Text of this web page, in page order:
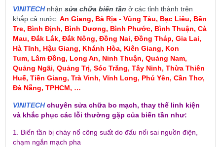
VINITECHnhận sửa chữa biến tần ở các tỉnh thành trên
khắp cả nước: An Giang, Bà Rịa - Vũng Tàu, Bạc Liêu, Bến
Tre, Bình Định, Bình Dương, Bình Phước, Bình Thuận, Cà
Mau, Đắk Lắk, Đắk Nông, Đồng Nai, Đồng Tháp, Gia Lai,
Hà Tĩnh, Hậu Giang, Khánh Hòa, Kiên Giang, Kon
Tum, Lâm Đồng, Long An, Ninh Thuận, Quảng Nam,
Quảng Ngãi, Quảng Trị, Sóc Trăng, Tây Ninh, Thừa Thiên
Huế, Tiền Giang, Trà Vinh, Vĩnh Long, Phú Yên, Cần Thơ,
Đà Nẵng, TPHCM, …
VINITECHchuyên sửa chữa bo mạch, thay thế linh kiện
và khắc phục các lỗi thường gặp của biến tần như:
1. Biến tần bị cháy nổ công suất do đấu nối sai nguồn điện,
chạm ngắn mạch pha